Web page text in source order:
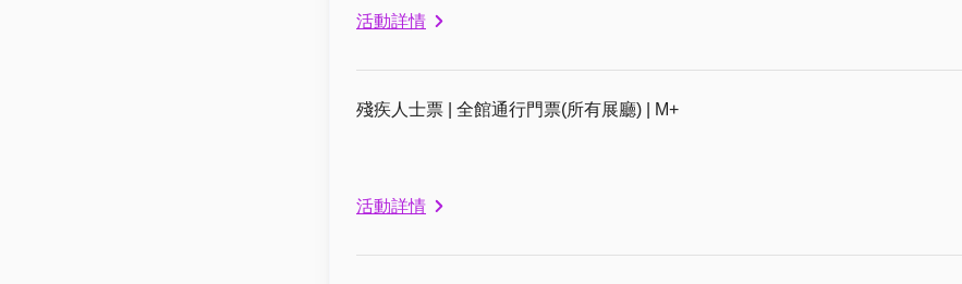
活動詳情
殘疾人士票 | 全館通行門票(所有展廳) | M+
活動詳情